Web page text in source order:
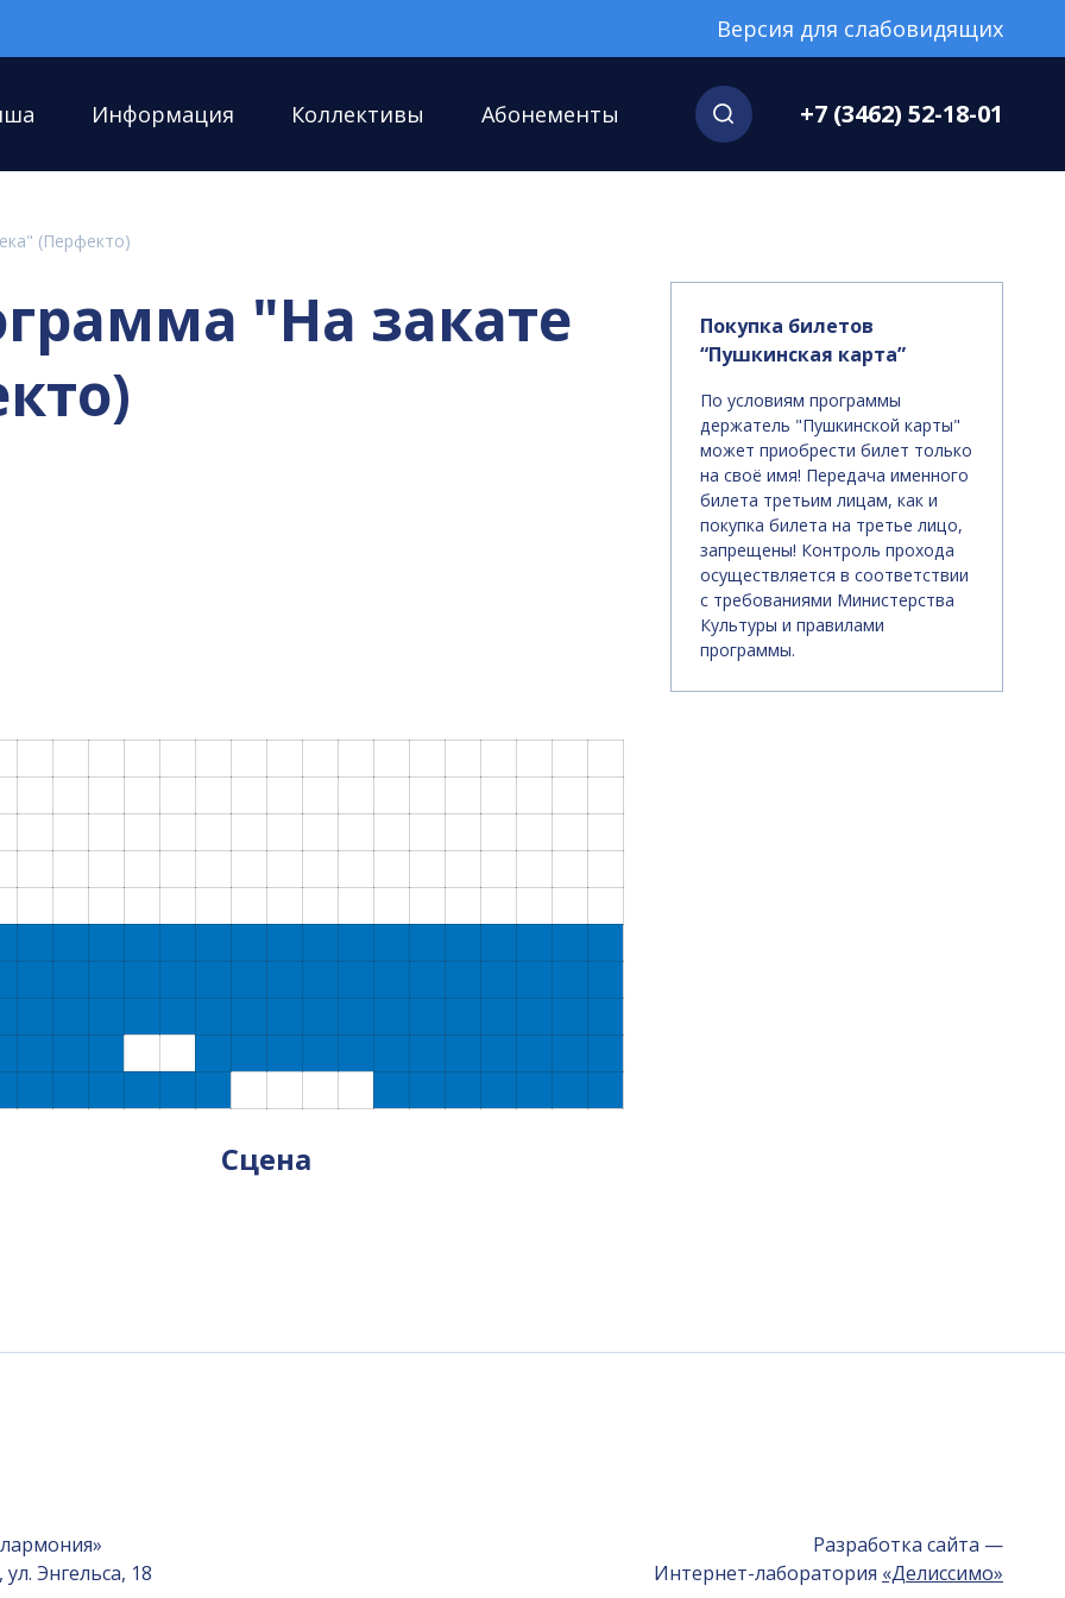
Версия для слабовидящих
Информация Коллективы Абонементы +7 (3462) 52-18-01
(Перфекто)
"На закате
Покупка билетов
“Пушкинская карта”
По условиям программы
держатель "Пушкинской карты"
может приобрести билет только
на своё имя! Передача именного
билета третьим лицам, как и
покупка билета на третье лицо,
запрещены! Контроль прохода
осуществляется в соответствии
с требованиями Министерства
Культуры и правилами
программы.
Сцена
Энгельса, 18
Разработка сайта —
Интернет-лаборатория «Делиссимо»